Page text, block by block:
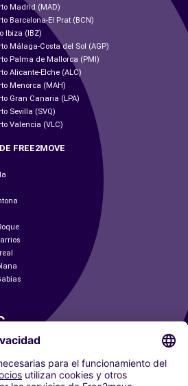
Madrid (MAD)
Barcelona-El Prat (BCN)
Ibiza (IBZ)
Málaga-Costa del Sol (AGP)
Palma de Mallorca (PMI)
Alicante-Elche (ALC)
Menorca (MAH)
Gran Canaria (LPA)
Sevilla (SVQ)
Valencia (VLC)
FREE2MOVE